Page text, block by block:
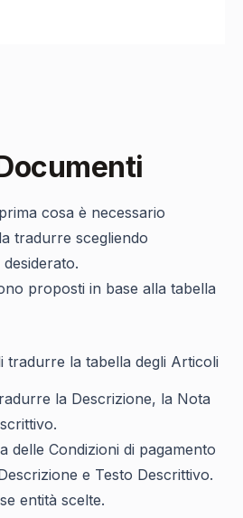
cosa è necessario
tradurre scegliendo
desiderato.
proposti in base alla tabella
tradurre la tabella degli Articoli
la Descrizione, la Nota
delle Condizioni di pagamento
e Testo Descrittivo.
entità scelte.